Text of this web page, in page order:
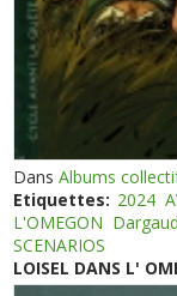
DansAlbums
Etiquettes: 2024
L'OMEGON Dargaud
SCENARIOS
LOISEL DANS L'